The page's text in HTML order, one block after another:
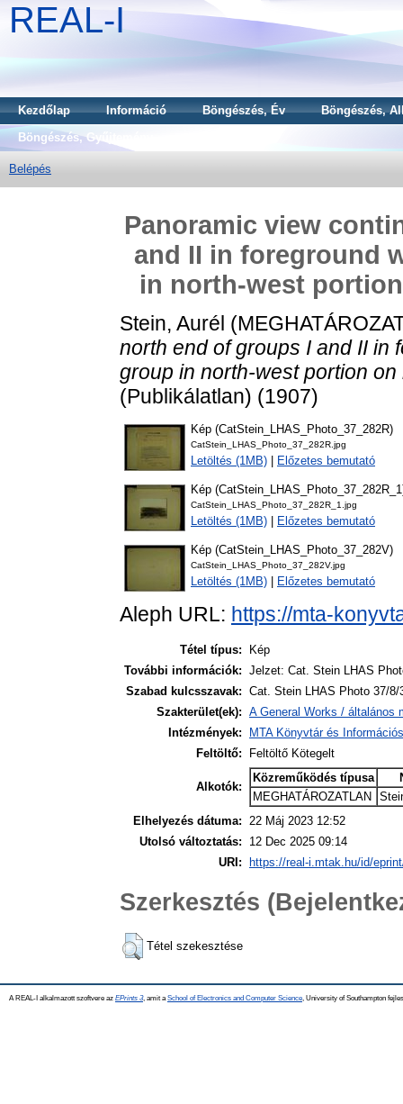
REAL-I
Kezdőlap Információ Böngészés, Év
Böngészés,
Böngészés, Gyűjtemény
Belépés
Panoramic view
and II in foreground
in north-west
Stein, Aurél
north end of groups I and II in
group in north-west portion
(Publikálatlan) (1907)
Kép (CatStein_LHAS_Photo_37_282R)
CatStein_LHAS_Photo_37_282R.jpg
Letöltés (1MB) Előzetes bemutató
Kép
CatStein_LHAS_Photo_37_282R_1.jpg
Letöltés (1MB) Előzetes bemutató
Kép (CatStein_LHAS_Photo_37_282V)
CatStein_LHAS_Photo_37_282V.jpg
Letöltés (1MB) Előzetes bemutató
Aleph URL: https://mta-
Tétel típus:
Kép
További információk: Jelzet: Cat. Stein LHAS
Szabad kulcsszavak: Cat. Stein LHAS Photo 37/8/
Szakterület(ek): A General Works / általános
Intézmények:
MTA Könyvtár és
Feltöltő:
Feltöltő Kötegelt
Alkotók:
Közreműködés típusa
MEGHATÁROZATLAN
Elhelyezés dátuma: 22 Máj 2023 12:52
Utolsó változtatás:
12 Dec 2025 09:14
URI:
https://real-i.mtak.hu/id/
Szerkesztés
Tétel szekesztése
A REAL-I alkalmazott szoftvere az EPrints 3, amit a School of Electronics and Computer Science , University of Southampton